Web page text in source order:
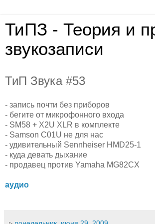
ТиПЗ - Теория и
звукозаписи
ТиП Звука #53
- запись почти без приборов
- бегите от микрофонного входа
- SM58 + X2U XLR в комплекте
- Samson C01U не для нас
- удивительный Sennheiser HMD25-1
- куда девать дыхание
- продавец против Yamaha MG82CX
аудио